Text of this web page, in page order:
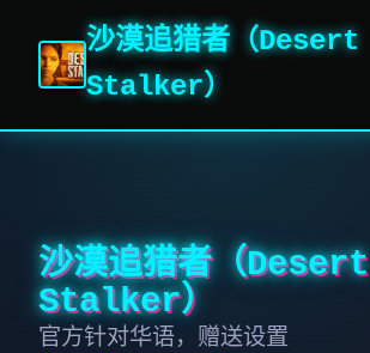
沙漠追猎者（Desert
Stalker）
沙漠追猎者（Desert
Stalker）
官方针对华语，赠送设置